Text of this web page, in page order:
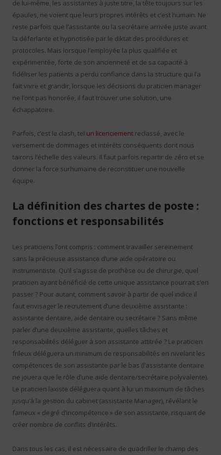
de lui-même, les assistantes à juste titre, la tête toujours sur les
épaules, ne voient que leurs propres intérêts et c’est humain. Ne
reste parfois que l’assistante ou la secrétaire arrivée juste avant
la déferlante et hypnotisée par le diktat des procédures et
protocoles. Mais lorsque l’employée la plus qualifiée et
expérimentée, forte de son ancienneté et de sa capacité à
fidéliser les patients a perdu confiance dans la structure qui l’a
fait vivre et grandir, lorsque les décisions du praticien manager
ne l’ont pas honorée, il faut trouver une solution, une
échappatoire.
Parfois, c’est le clash, tel un licenciement reclassé, avec le
versement de dommages et intérêts conséquents dont nous
tairons l’échelle des valeurs. Il faut parfois repartir de zéro et se
donner la force surhumaine de reconstituer une nouvelle
équipe.
La définition des chartes de poste :
fonctions et responsabilités
Les praticiens l’ont compris : comment travailler sereinement
sans la précieuse assistance d’une aide opératoire ou
instrumentiste. Qu’il s’agisse de prothèse ou de chirurgie, quel
praticien ayant bénéficié de cette unique assistance pourrait s’en
passer ? Pour autant, comment savoir à partir de quel indice il
faut envisager le recrutement d’une deuxième assistante :
assistante dentaire, aide dentaire ou secrétaire ? Sans même
parler d’une deuxième assistante, quelles tâches et
responsabilités déléguer à son assistante attitrée ? Le praticien
frileux déléguera un minimum de responsabilités en nivelant les
compétences de son assistante par le bas (l’assistante dentaire
ne jouera que le rôle d’une aide dentaire/secrétaire polyvalente).
Le praticien laxiste déléguera quant à lui un maximum de tâches
jusqu’à la gestion du cabinet (assistante Manager), révélant le
fameux « degré d’incompétence » de son assistante, risquant de
créer nombre de conflits d’intérêts.
Dans tous les cas, il est nécessaire de quadriller le champ des